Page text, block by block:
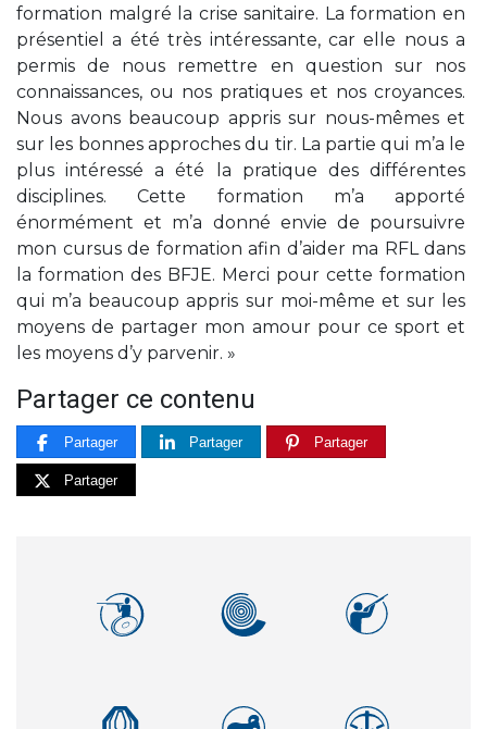
formation malgré la crise sanitaire. La formation en
présentiel a été très intéressante, car elle nous a
permis de nous remettre en question sur nos
connaissances, ou nos pratiques et nos croyances.
Nous avons beaucoup appris sur nous-mêmes et
sur les bonnes approches du tir. La partie qui m’a le
plus intéressé a été la pratique des différentes
disciplines.Cette formation m’a apporté
énormément et m’a donné envie de poursuivre
mon cursus de formation afin d’aider ma RFL dans
la formation des BFJE. Merci pour cette formation
qui m’a beaucoup appris sur moi-même et sur les
moyens de partager mon amour pour ce sport et
les moyens d’y parvenir. »
Partager ce contenu
Partager Partager Partager
Partager